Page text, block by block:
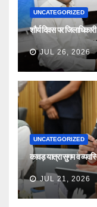
UNCATEGORIZED
शौर्य दिवस पर
JUL 26, 2026
UNCATEGORIZED
कावड़ यात्रा सुगम व
JUL 21, 2026